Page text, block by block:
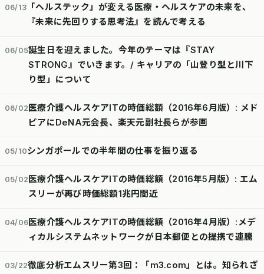
06/13 「ヘルステック」が変える医療・ヘルスケアの未来を、
『未来に先回りする思考法』を読んで考える
06/05誕生日を迎えました。今年のテーマは『STAY
STRONG』でいきます。/ キャリアの「山登り型と川下
り型」について
06/02医療介護ヘルスケアITの時価総額（2016年6月版）: メド
ピアにDeNA元会長、楽天元副社長らが参画
05/10シンガポールでの半年間の仕事を振り返る
05/02医療介護ヘルスケアITの時価総額（2016年5月版）: エム
スリーが再び時価総額1兆円間近
04/06医療介護ヘルスケアITの時価総額（2016年4月版）:メデ
ィカルシステムネットワークが日本郵便との提携で連騰
03/22徹底分析エムスリー第3回：「m3.com」とは。知られざ